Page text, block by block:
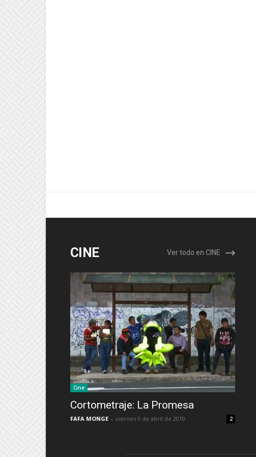
CINE Ver todo en CINE
Cine
Cortometraje: La Promesa
FAFA MONGE - viernes 9 de abril de 2010 2